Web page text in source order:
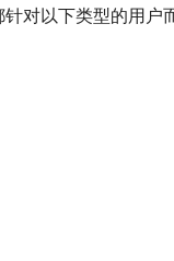
对以下类型的用户